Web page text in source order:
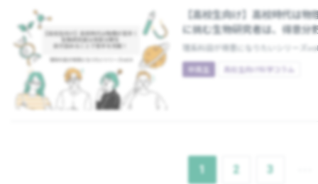
【高校生向け】高校時代は
に挑む生物研究者は、得意分
理系科目が得意になりたいシリーズ
中高生 高校生向け科学コラム
1 3